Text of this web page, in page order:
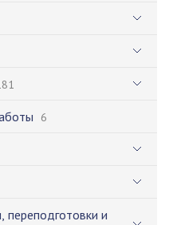
6
переподготовки и